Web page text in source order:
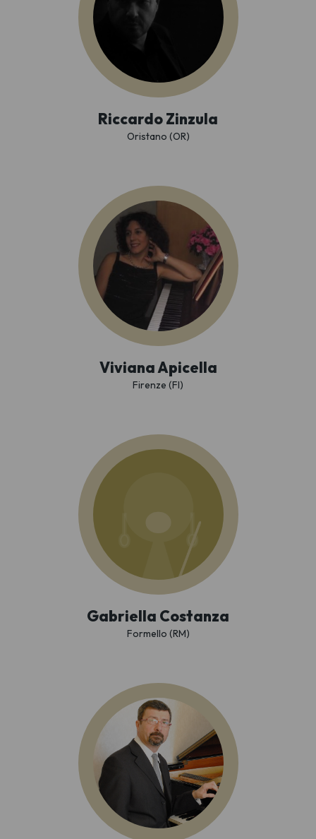
Riccardo Zinzula
Oristano (OR)
Viviana Apicella
Firenze (FI)
Gabriella Costanza
Formello (RM)